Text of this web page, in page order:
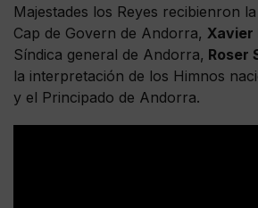
Majestades los Reyes recibienron
Cap de Govern de Andorra, Xavier
Síndica general de Andorra, Roser
la interpretación de los Himnos
y el Principado de Andorra.